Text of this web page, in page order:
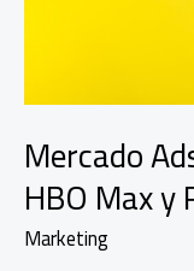
Mercado
HBO Max y
Marketing